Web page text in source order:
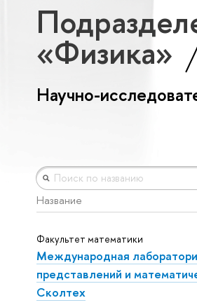
«Физика»
Научно-
Название
Факультет математики
Международная
представлений и
Сколтех